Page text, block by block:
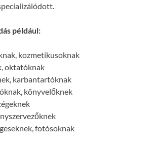
például:
kozmetikusoknak
oktatóknak
karbantartóknak
könyvelőknek
fotósoknak